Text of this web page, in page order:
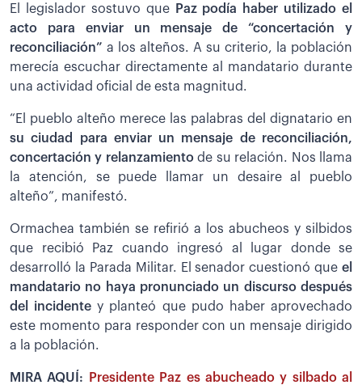
El legislador sostuvo que
Paz podía haber utilizado el
acto para enviar un mensaje de “concertación y
reconciliación” a los alteños. A su criterio, la población
merecía escuchar directamente al mandatario durante
una actividad oficial de esta magnitud.
“El pueblo alteño merece las palabras del dignatario en
su ciudad para enviar un mensaje de reconciliación,
concertación y relanzamientode su relación. Nos llama
la atención, se puede llamar un desaire al pueblo
alteño”, manifestó.
Ormachea también se refirió a los abucheos y silbidos
que recibió Paz cuando ingresó al lugar donde se
desarrolló la Parada Militar. El senador cuestionó que el
mandatario no haya pronunciado un discurso después
del incidentey planteó que pudo haber aprovechado
este momento para responder con un mensaje dirigido
a la población.
MIRA AQUÍ:
Presidente Paz es abucheado y silbado al